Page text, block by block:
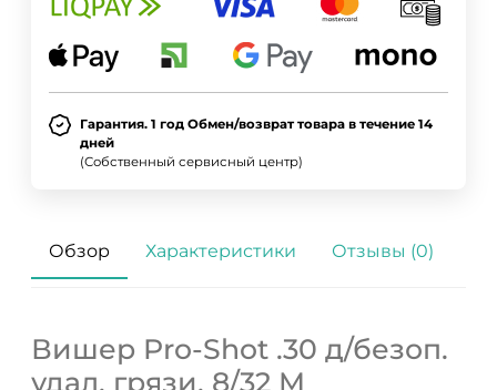
Гарантия. 1 год Обмен/возврат товара в течение 14
дней
(Собственный сервисный центр)
Обзор Характеристики Отзывы (0)
Вишер Pro-Shot .30 д/безоп.
удал. грязи. 8/32 M
ДА НЕТ